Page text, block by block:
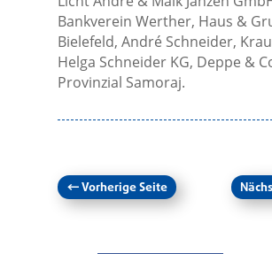
Bankverein Werther, Haus &
Bielefeld, André Schneider,
Helga Schneider KG, Deppe &
Provinzial Samoraj.
←Vorherige Seite